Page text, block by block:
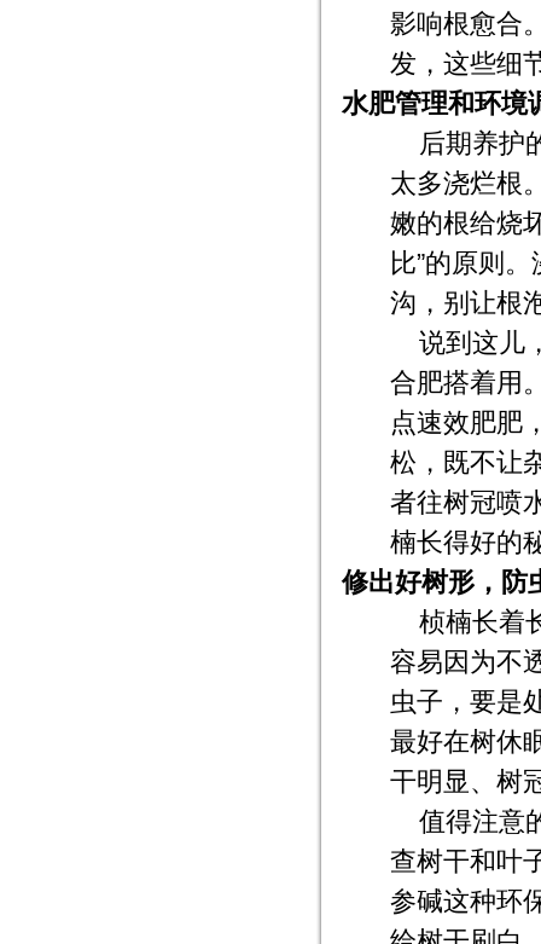
影响根愈合
发，这些细
水肥管理和环境
后期养护
太多浇烂根
嫩的根给烧
比”的原则
沟，别让根
说到这儿
合肥搭着用
点速效肥肥
松，既不让
者往树冠喷
楠长得好的
修出好树形，防
桢楠长着
容易因为不
虫子，要是
最好在树休
干明显、树
值得注意
查树干和叶
参碱这种环